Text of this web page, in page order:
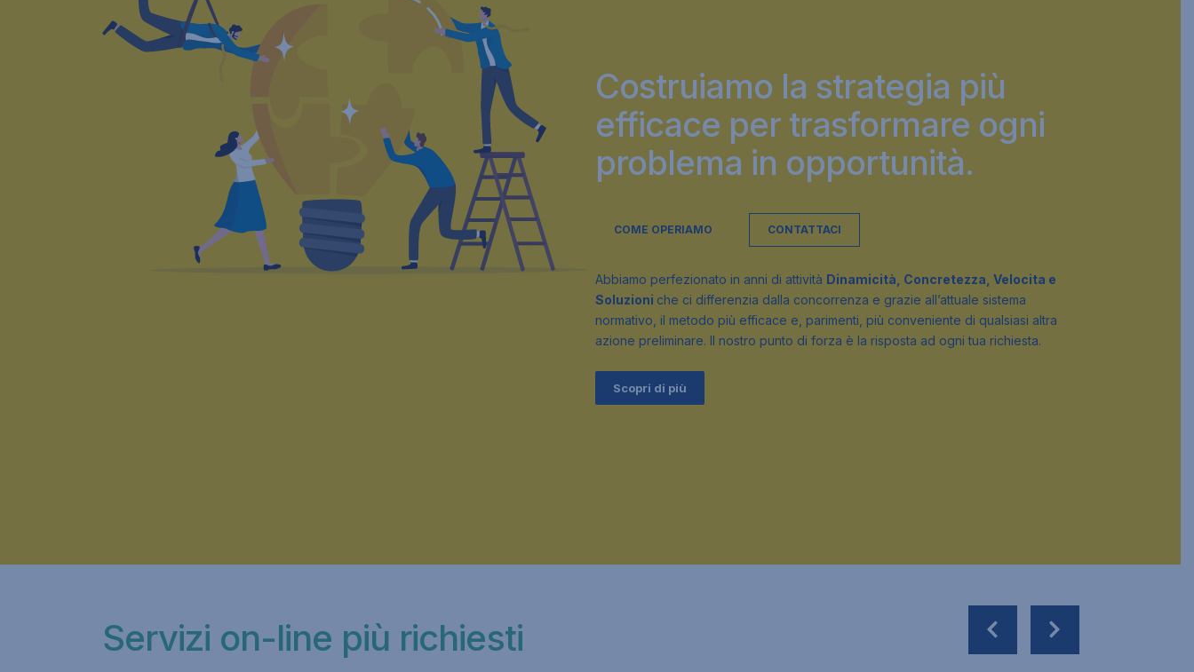
Costruiamo la strategia più
efficace per trasformare ogni
problema in opportunità.​
COME OPERIAMO CONTATTACI
Abbiamo perfezionato in anni di attività Dinamicità, Concretezza, Velocita e
Soluzioni che ci differenzia dalla concorrenza e grazie all’attuale sistema
normativo, il metodo più efficace e, parimenti, più conveniente di qualsiasi altra
azione preliminare. Il nostro punto di forza è la risposta ad ogni tua richiesta.
Scopri di più
Servizi on-line più richiesti